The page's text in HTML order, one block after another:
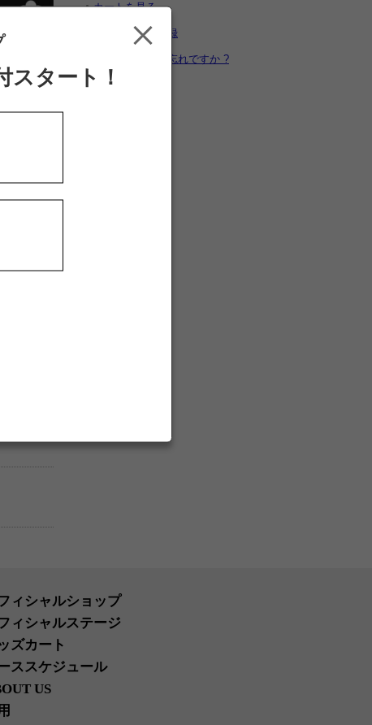
ゼ
い上げ
カートを見る
新規ユーザー登録
パスワードをお忘れですか ?
ィシャルショップ
ィシャルステージ
ズカート
ススケジュール
US
スタート！